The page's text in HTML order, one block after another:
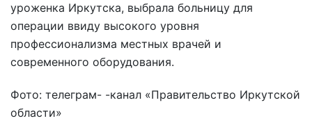
уроженка Иркутска, выбрала больницу для
операции ввиду высокого уровня
профессионализма местных врачей и
современного оборудования.
Фото: телеграм- -канал «Правительство Иркутской
области»